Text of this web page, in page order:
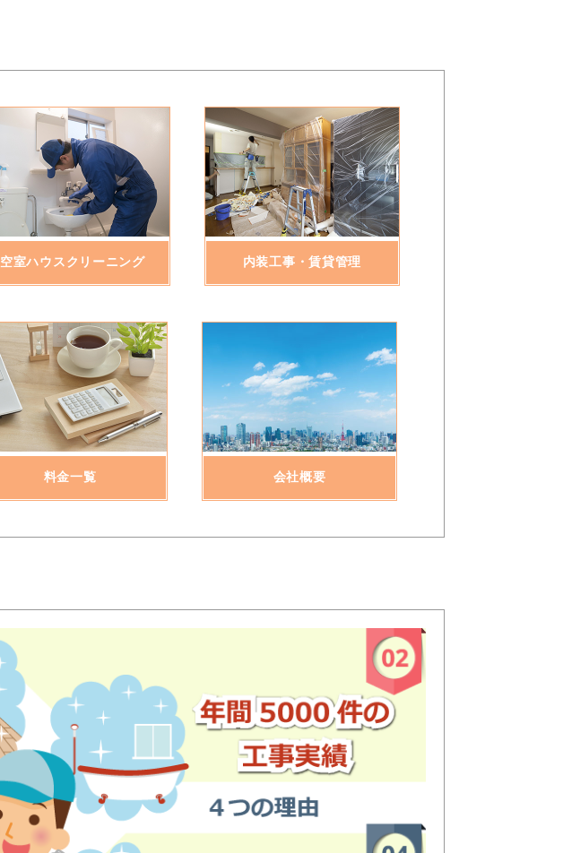
空室ハウスクリーニング 内装工事・賃貸管理
料金一覧 会社概要